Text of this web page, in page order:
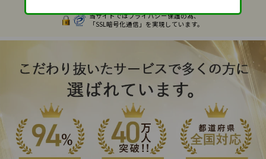
当サイトではプライバシー保護の為、
「SSL暗号化通信」を実現しています。